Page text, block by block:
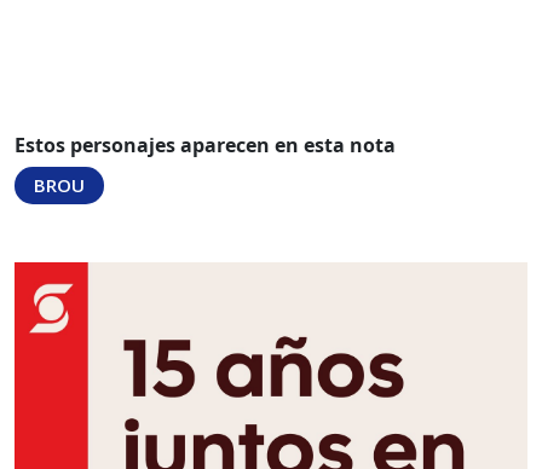
Estos personajes aparecen en esta nota
BROU